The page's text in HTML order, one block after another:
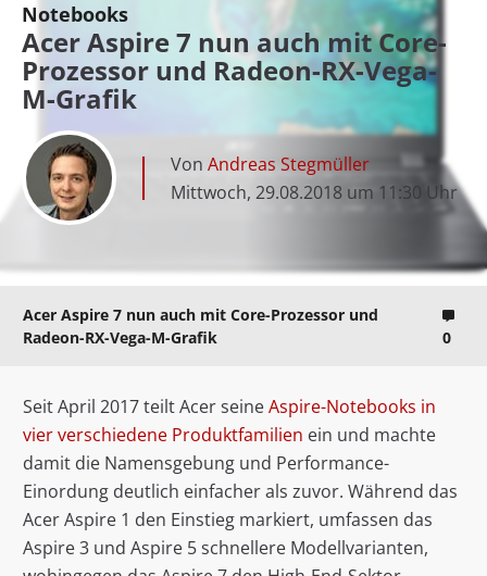
Notebooks
Acer Aspire 7 nun auch mit Core-
Prozessor und Radeon-RX-Vega-
M-Grafik
Von Andreas Stegmüller
Mittwoch, 29.08.2018 um 11:30 Uhr
Acer Aspire 7 nun auch mit Core-Prozessor und
Radeon-RX-Vega-M-Grafik
0
Seit April 2017 teilt Acer seineAspire-Notebooks in
vier verschiedene Produktfamilien ein und machte
damit die Namensgebung und Performance-
Einordung deutlich einfacher als zuvor. Während das
Acer Aspire 1 den Einstieg markiert, umfassen das
Aspire 3 und Aspire 5 schnellere Modellvarianten,